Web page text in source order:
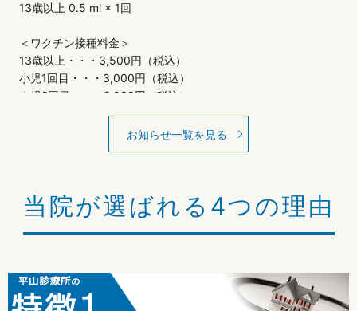
13歳以上 0.5 ml × 1回
＜ワクチン接種料金＞
13歳以上・・・3,500円（税込）
小児1回目・・・3,000円（税込）
小児2回目・・・2,000円（税込）
65歳以上（大阪市在住の方）・・・1,500円（税込）
当院では、インフルエンザワクチンの接種もおこなっておりま
3歳～12歳 0.5 ml × 2回
13歳以上 0.5 ml × 1回
お知らせ一覧を見る
当院が選ばれる4つの理由